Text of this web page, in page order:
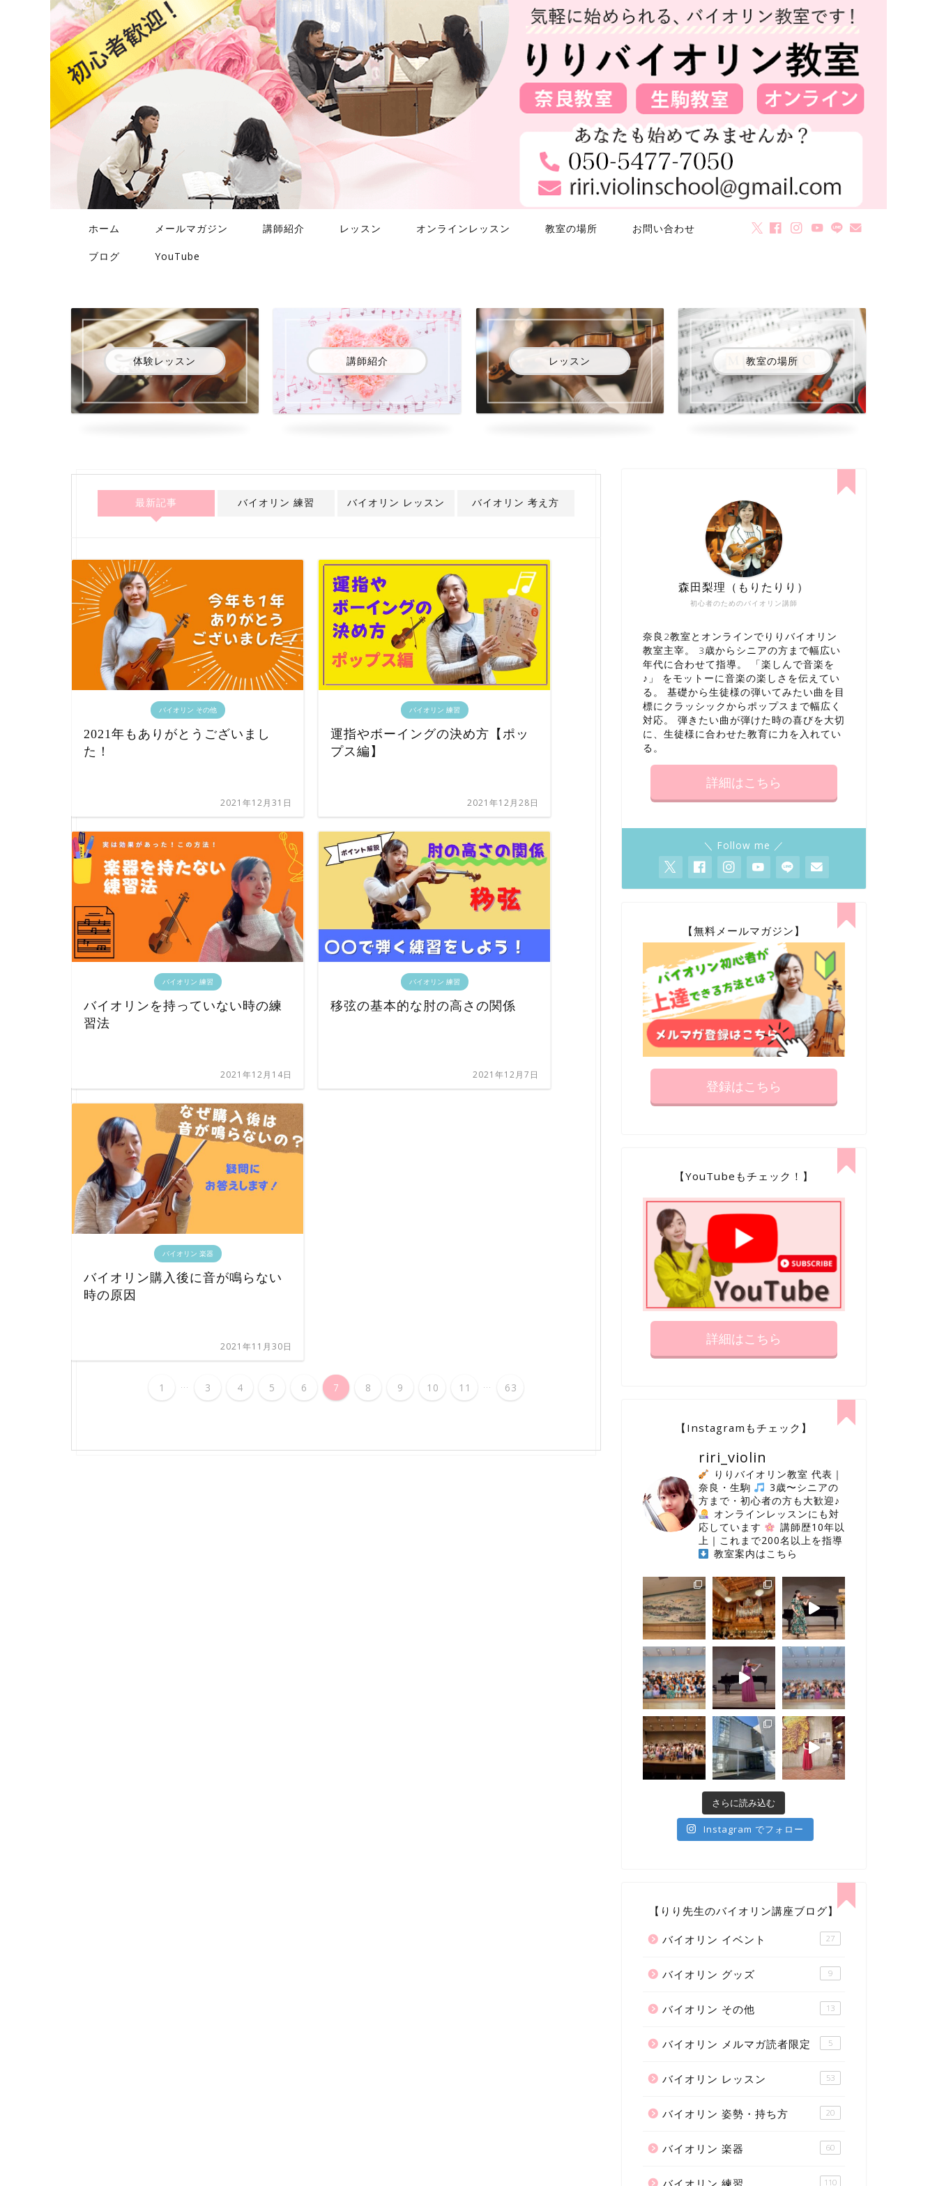
ホーム メールマガジン 講師紹介 レッスン オンラインレッスン 教室の場所 お問い合わせ
ブログ YouTube
体験レッスン 講師紹介 レッスン 教室の場所
最新記事 バイオリン 練習 バイオリン レッスン バイオリン 考え方
バイオリン その他
2021年もありがとうございまし
た！
2021年12月31日
バイオリン 練習
運指やボーイングの決め方【ポッ
プス編】
2021年12月28日
バイオリン 練習
バイオリンを持っていない時の練
習法
2021年12月14日
バイオリン 練習
移弦の基本的な肘の高さの関係
2021年12月7日
バイオリン 楽器
バイオリン購入後に音が鳴らない
時の原因
2021年11月30日
1 ... 3 4 5 6 7 8 9 10 11 ... 63
バイオリン グッズ
バイオリン練習に役立つアイテム
2022年7月19日
バイオリン 練習
グ～ッ!!と力の入った弓の指先が
コレで解決！
バイオリン 練習
弱々しい音が鳴ってしまう時の解
2022年5月17日
初心者のためのバイオリン講師
森田梨理（もりたりり）
奈良2教室とオンラインでりりバイオリン
教室主宰。 3歳からシニアの方まで幅広い
年代に合わせて指導。 「楽しんで音楽を
♪」 をモットーに音楽の楽しさを伝えてい
る。 基礎から生徒様の弾いてみたい曲を目
標にクラッシックからポップスまで幅広く
対応。 弾きたい曲が弾けた時の喜びを大切
に、生徒様に合わせた教育に力を入れてい
る。
詳細はこちら
＼ Follow me ／
【無料メールマガジン】
登録はこちら
【YouTubeもチェック！】
詳細はこちら
【Instagramもチェック】
riri_violin
りりバイオリン教室 代表｜
奈良・生駒
3歳〜シニアの
方まで・初心者の方も大歓迎♪
オンラインレッスンにも対
応しています
講師歴10年以
上｜これまで200名以上を指導
教室案内はこちら
さらに読み込む
Instagram でフォロー
【りり先生のバイオリン講座ブログ】
バイオリン イベント 27
バイオリン グッズ 9
バイオリン その他 13
バイオリン メルマガ読者限定 5
バイオリン レッスン 53
バイオリン 姿勢・持ち方 20
バイオリン 楽器 60
バイオリン 練習 110